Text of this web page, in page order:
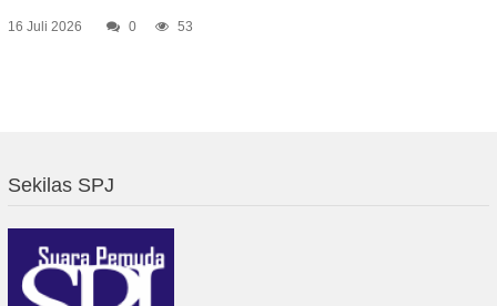
16 Juli 2026 0 53
Sekilas SPJ